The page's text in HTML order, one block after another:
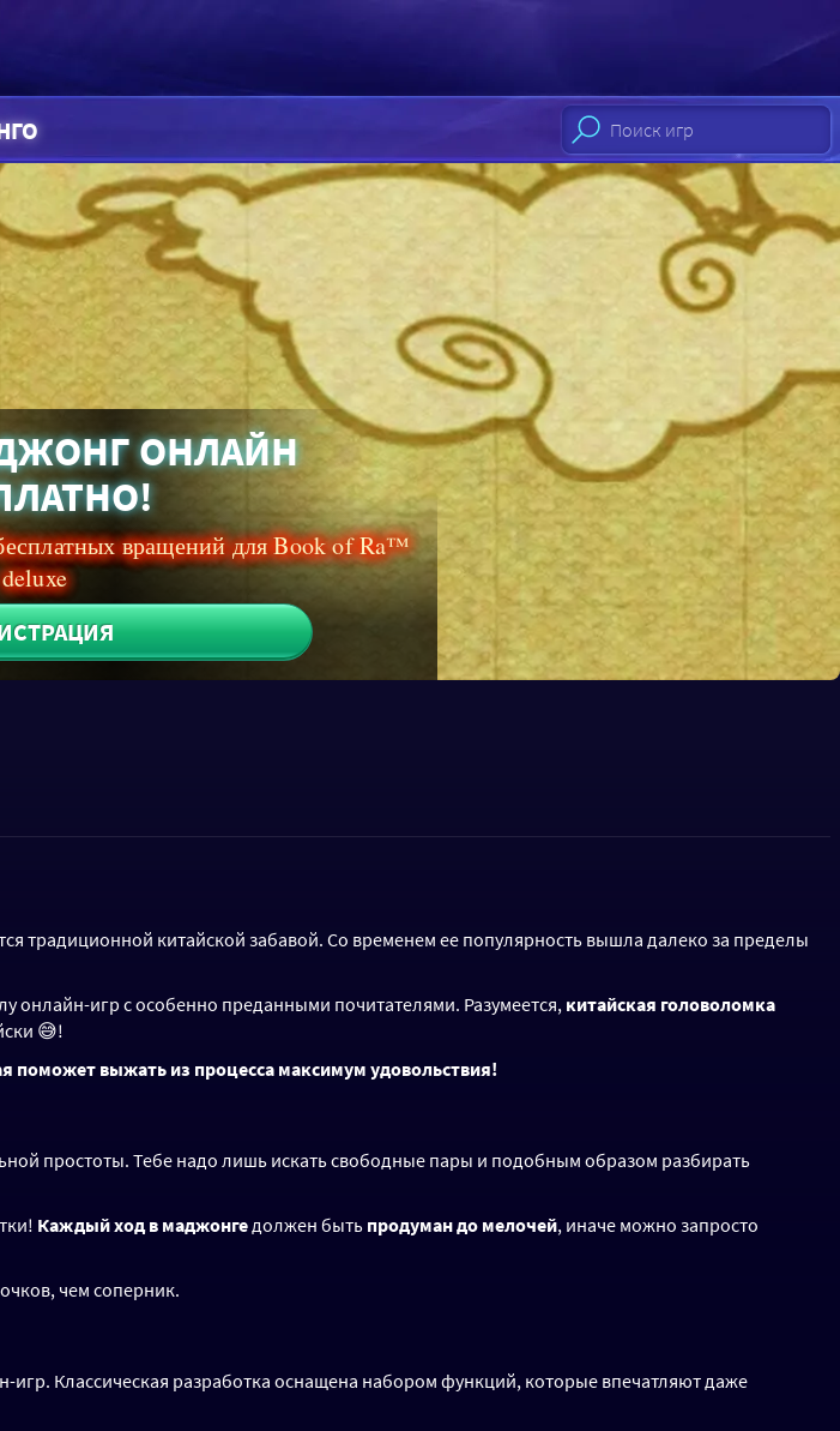
ОНЛАЙН
вращений для Book of Ra™
deluxe
традиционной китайской забавой. Со временем ее популярность вышла далеко за пределы
онлайн-игр с особенно преданными почитателями. Разумеется, китайская головоломка
😅!
выжать из процесса максимум удовольствия!
простоты. Тебе надо лишь искать свободные пары и подобным образом разбирать
Каждый ход в маджонге должен быть продуман до мелочей, иначе можно запросто
чем соперник.
Классическая разработка оснащена набором функций, которые впечатляют даже